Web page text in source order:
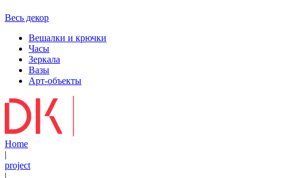
Весь декор
Вешалки и крючки
Часы
Зеркала
Вазы
Арт-объекты
Home
|
project
|